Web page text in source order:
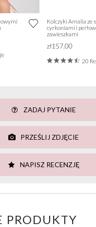
Kolczyki Amalia ze
cyrkoniami i
zawieszkami
zł157.00
20
ZADAJ PYTANIE
PRZEŚLIJ ZDJĘCIE
NAPISZ RECENZJĘ
PRODUKTY